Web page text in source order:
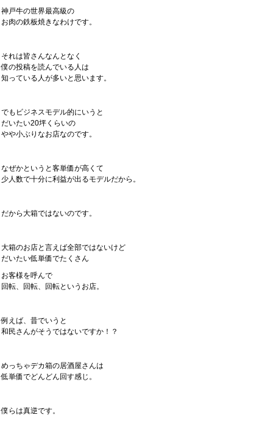
神戸牛の世界最高級の
お肉の鉄板焼きなわけです。
それは皆さんなんとなく
僕の投稿を読んでいる人は
知っている人が多いと思います。
でもビジネスモデル的にいうと
だいたい20坪くらいの
やや小ぶりなお店なのです。
なぜかというと客単価が高くて
少人数で十分に利益が出るモデルだから。
だから大箱ではないのです。
大箱のお店と言えば全部ではないけど
だいたい低単価でたくさん
お客様を呼んで
回転、回転、回転というお店。
例えば、昔でいうと
和民さんがそうではないですか！？
めっちゃデカ箱の居酒屋さんは
低単価でどんどん回す感じ。
僕らは真逆です。